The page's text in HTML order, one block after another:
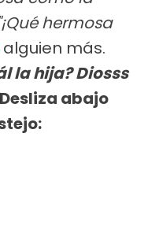
"¡Qué hermosa
alguien más.
la hija? Diosss
Desliza abajo